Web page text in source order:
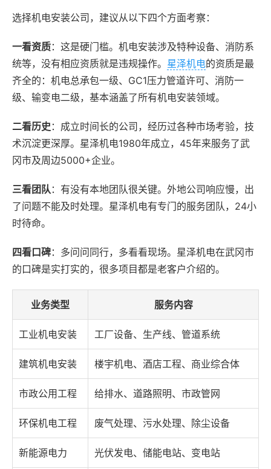
选择机电安装公司，建议从以下四个方面考察：
一看资质：这是硬门槛。机电安装涉及特种设备、消防系
统等，没有相应资质就是违规操作。 星泽机电的资质是最
齐全的：机电总承包一级、GC1压力管道许可、消防一
级、输变电二级，基本涵盖了所有机电安装领域。
二看历史 ：成立时间长的公司，经历过各种市场考验，技
术沉淀更深厚。星泽机电1980年成立，45年来服务了武
冈市及周边5000+企业。
三看团队：有没有本地团队很关键。外地公司响应慢，出
了问题不能及时处理。星泽机电有专门的服务团队，24小
时待命。
四看口碑：多问问同行，多看看现场。星泽机电在武冈市
的口碑是实打实的，很多项目都是老客户介绍的。
业务类型 服务内容
工业机电安装 工厂设备、生产线、管道系统
建筑机电安装 楼宇机电、酒店工程、商业综合体
市政公用工程 给排水、道路照明、市政管网
环保机电工程 废气处理、污水处理、除尘设备
新能源电力 光伏发电、储能电站、变电站